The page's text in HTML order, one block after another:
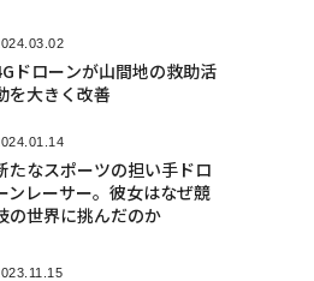
ドローンが山間地の救助活
を大きく改善
たなスポーツの担い手ドロ
ンレーサー。彼女はなぜ競
の世界に挑んだのか